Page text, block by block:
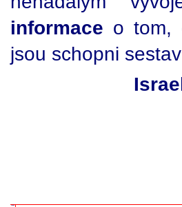
informace o tom,
jsou schopni